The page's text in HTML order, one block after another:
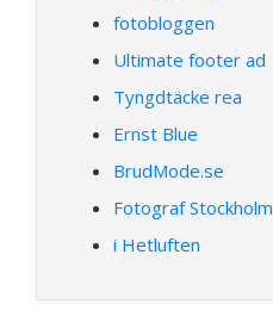
fotobloggen
Ultimate footer ad
Tyngdtäcke rea
Ernst Blue
BrudMode.se
Fotograf Stockholm
i Hetluften